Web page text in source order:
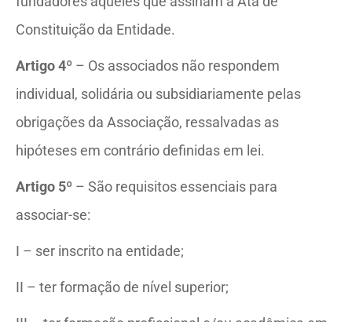
Constituição da Entidade.
Artigo 4º – Os associados não respondem
individual, solidária ou subsidiariamente pelas
obrigações da Associação, ressalvadas as
hipóteses em contrário definidas em lei.
Artigo 5º – São requisitos essenciais para
associar-se:
I – ser inscrito na entidade;
II – ter formação de nível superior;